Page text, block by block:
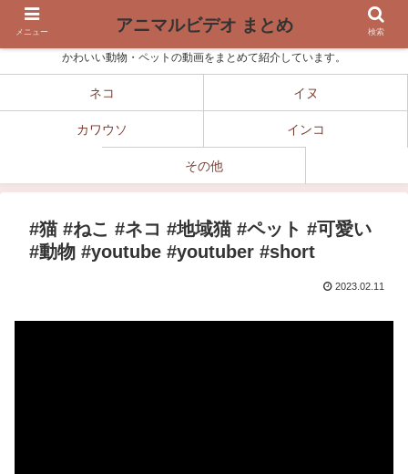
かわいい動物・ペットの動画をまとめて紹介しています。
ネコ イヌ
カワウソ インコ
その他
#猫 #ねこ #ネコ #地域猫 #ペット #可愛い
#動物 #youtube #youtuber #short
2023.02.11
メニュー アニマルビデオ まとめ 検索